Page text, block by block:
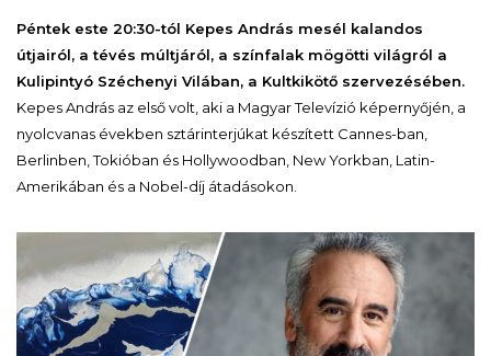
Péntek este 20:30-tól Kepes András mesél kalandos
útjairól, a tévés múltjáról, a színfalak mögötti világról a
Kulipintyó Széchenyi Vilában, a Kultkikötő szervezésében.
Kepes András az első volt, aki a Magyar Televízió képernyőjén, a
nyolcvanas években sztárinterjúkat készített Cannes-ban,
Berlinben, Tokióban és Hollywoodban, New Yorkban, Latin-
Amerikában és a Nobel-díj átadásokon.